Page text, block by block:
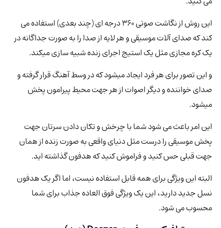
این روش از نگاشت صوتی 360 درجه ای (چند بعدی) استفاده می
کند که صدای آلات موسیقی و هر لایه از صدا را به صورت جداگانه در
یک کره مجازی مثل یک استیج اجرای زنده شبیه سازی میکند.
و این تصور برای هر فرد ایجاد میشود که در وسط آهنگ قرار گرفته و
صدای خواننده و دیگر اصوات از هر جهت محیط پیرامون پخش
میشود.
این امر باعث می شود شما با چرخش و تکان دادن سرتان جهت
پخش موسیقی را درست مثل دنیای واقعی به صورت زنده از همان
جهت قبلی حس کنید و فراموش کنید که هدفون گذاشته اید.
البته این ویژگی برای همه قابل استفاده نیست، اما اگر یک هدفون
نسل جدید دارید، این یک ویژگی فوق العاده جذاب برای شما
محسوب می شود.